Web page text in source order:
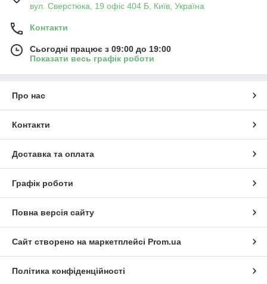
вул. Сверстюка, 19 офіс 404 Б, Київ, Україна
Контакти
Сьогодні працює з 09:00 до 19:00
Показати весь графік роботи
Про нас
Контакти
Доставка та оплата
Графік роботи
Повна версія сайту
Сайт створено на маркетплейсі Prom.ua
Політика конфіденційності